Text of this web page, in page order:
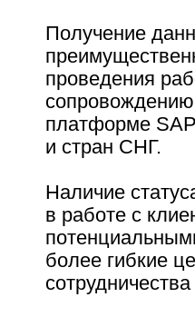
Получение
проведения
платформе
и стран СНГ.
Наличие
в работе с
более гибкие